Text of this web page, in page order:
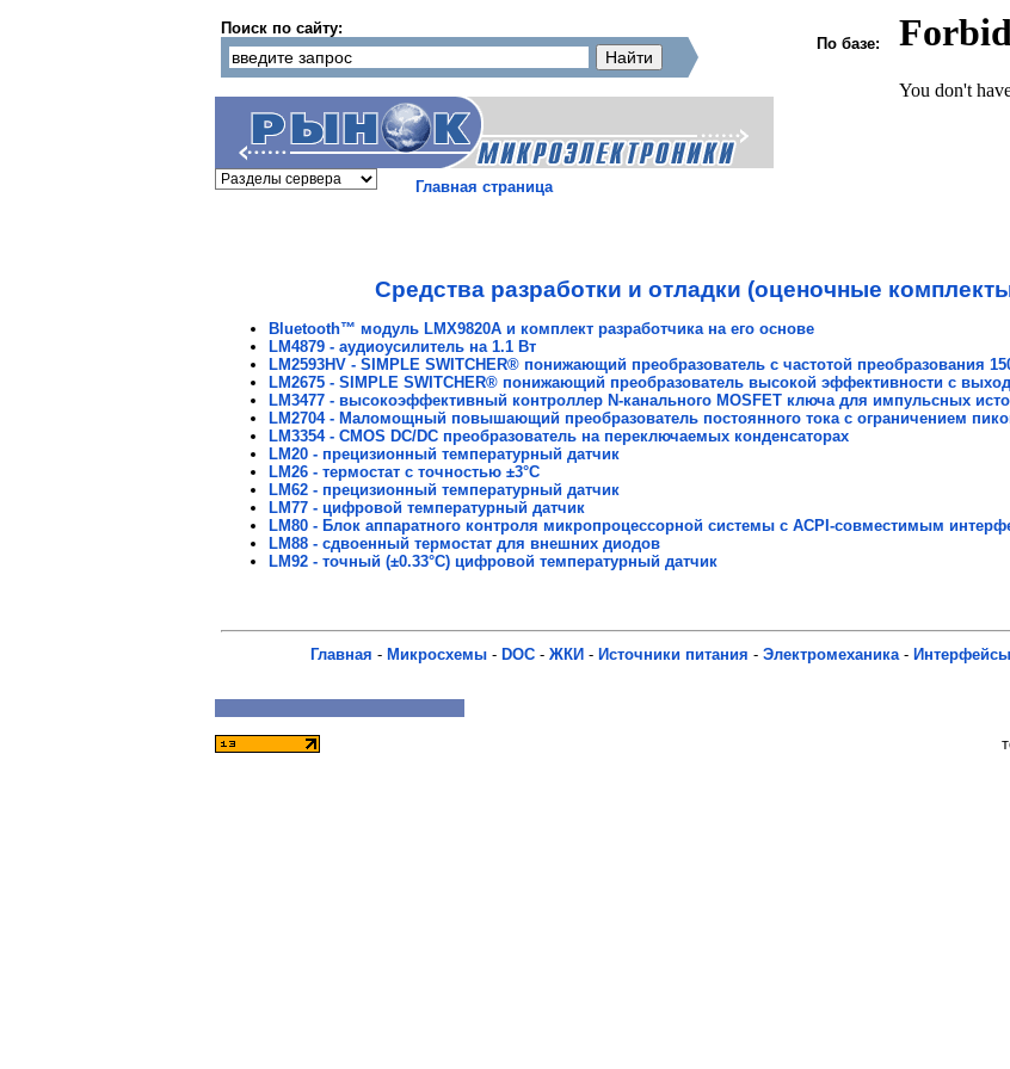
Поиск по сайту:
По базе:
Главная страница
Средства разработки и отладки (оценочные
Bluetooth™ модуль LMX9820A и комплект разработчика на его основе
LM4879 - аудиоусилитель на 1.1 Вт
LM2593HV - SIMPLE SWITCHER® понижающий преобразователь с частотой преобразования
LM2675 - SIMPLE SWITCHER® понижающий преобразователь высокой эффективности с
LM3477 - высокоэффективный контроллер N-канального MOSFET ключа для импульсных
LM2704 - Маломощный повышающий преобразователь постоянного тока с ограничением
LM3354 - CMOS DC/DC преобразователь на переключаемых конденсаторах
LM20 - прецизионный температурный датчик
LM26 - термостат с точностью ±3°C
LM62 - прецизионный температурный датчик
LM77 - цифровой температурный датчик
LM80 - Блок аппаратного контроля микропроцессорной системы с ACPI-совместимым
LM88 - сдвоенный термостат для внешних диодов
LM92 - точный (±0.33°C) цифровой температурный датчик
Главная - Микросхемы - DOC - ЖКИ - Источники питания - Электромеханика- Интерфейсы